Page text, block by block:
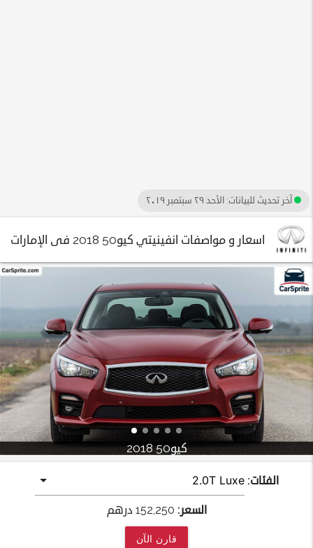
آخر تحديث للبيانات: الأحد ٢٩ سبتمبر ٢٠١٩
اسعار و مواصفات انفينيتي كيو50 2018 فى الإمارات
كيو50 2018
الفئات:
السعر: 152,250 درهم
قارن الآن